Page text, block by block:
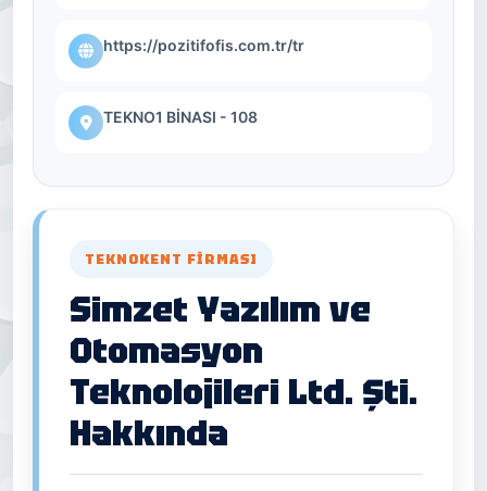
https://pozitifofis.com.tr/tr
TEKNO1 BİNASI - 108
TEKNOKENT FIRMASI
Simzet Yazılım ve
Otomasyon
Teknolojileri Ltd. Şti.
Hakkında